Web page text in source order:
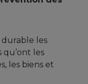
les
qu’ont les
les biens et